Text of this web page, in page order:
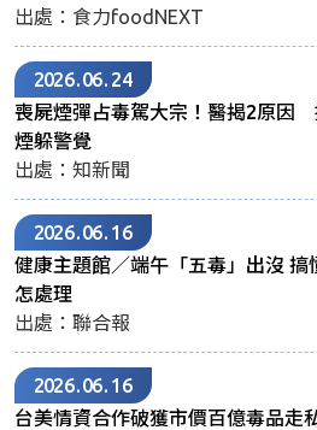
出處：食力foodNEXT
24
2026 06
喪屍煙彈占毒駕大宗！醫揭2原因
煙躲警覺
出處：知新聞
16
2026 06
健康主題館／端午「五毒」出沒 搞
怎處理
出處：聯合報
16
2026 06
台美情資合作破獲市價百億毒品